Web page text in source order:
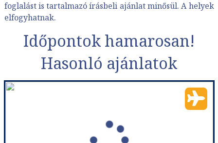
foglalást is tartalmazó írásbeli ajánlat minősül. A helyek
elfogyhatnak.
Időpontok hamarosan!
Hasonló ajánlatok